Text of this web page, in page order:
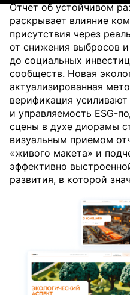
Отчет об устойчивом
раскрывает влияние
присутствия через
от снижения выбросов
до социальных
сообществ. Новая
актуализированная
верификация усиливают
и управляемость ESG-
сцены в духе диорамы
визуальным приемом
«живого макета» и
эффективно
развития, в которой